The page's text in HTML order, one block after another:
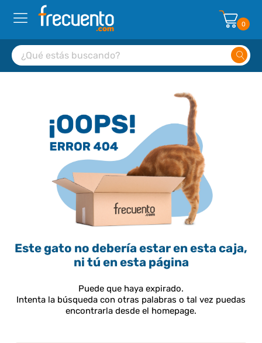
0
Este gato no debería estar en esta caja,
ni tú en esta página
Puede que haya expirado.
Intenta la búsqueda con otras palabras o tal vez puedas
encontrarla desde el homepage.